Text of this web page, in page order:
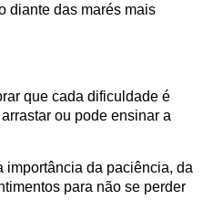
diante das marés mais
que cada dificuldade é
ou pode ensinar a
importância da paciência, da
para não se perder